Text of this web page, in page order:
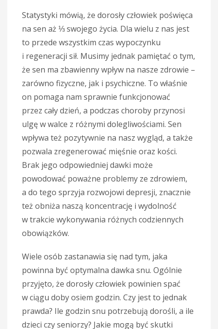
Statystyki mówią, że dorosły człowiek poświęca
na sen aż ⅓ swojego życia. Dla wielu z nas jest
to przede wszystkim czas wypoczynku
i regeneracji sił. Musimy jednak pamiętać o tym,
że sen ma zbawienny wpływ na nasze zdrowie –
zarówno fizyczne, jak i psychiczne. To właśnie
on pomaga nam sprawnie funkcjonować
przez cały dzień, a podczas choroby przynosi
ulgę w walce z różnymi dolegliwościami. Sen
wpływa też pozytywnie na nasz wygląd, a także
pozwala zregenerować mięśnie oraz kości.
Brak jego odpowiedniej dawki może
powodować poważne problemy ze zdrowiem,
a do tego sprzyja rozwojowi depresji, znacznie
też obniża naszą koncentrację i wydolność
w trakcie wykonywania różnych codziennych
obowiązków.
Wiele osób zastanawia się nad tym, jaka
powinna być optymalna dawka snu. Ogólnie
przyjęto, że dorosły człowiek powinien spać
w ciągu doby osiem godzin. Czy jest to jednak
prawda? Ile godzin snu potrzebują dorośli, a ile
dzieci czy seniorzy? Jakie mogą być skutki